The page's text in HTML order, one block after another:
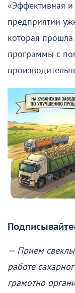
«Эффективная
предприятии
которая
программы с
— Прием
работе
грамотно